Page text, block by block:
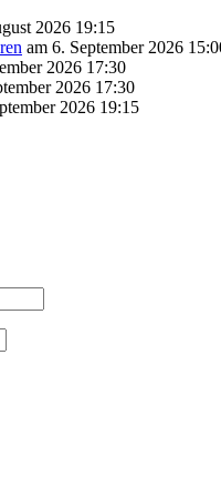
2026 19:15
am 6. September 2026
2026 17:30
2026 17:30
2026 19:15